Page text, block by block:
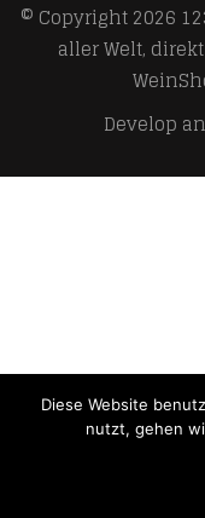
© Copyright 2026
aller Welt,
Develop
Diese Website
nutzt, gehen